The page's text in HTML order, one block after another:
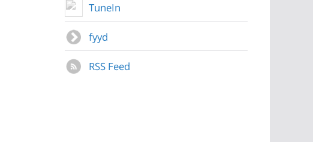
TuneIn
fyyd
RSS Feed